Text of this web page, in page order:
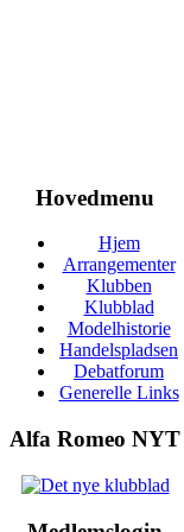
Hovedmenu
Hjem
Arrangementer
Klubben
Klubblad
Modelhistorie
Handelspladsen
Debatforum
Generelle Links
Alfa Romeo NYT